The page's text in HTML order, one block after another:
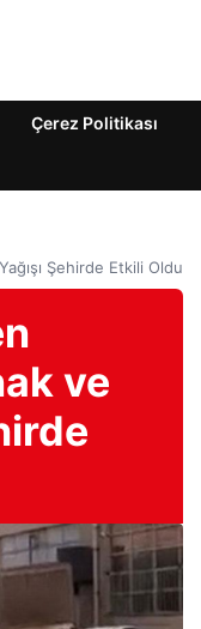
Çerez Politikası
Şehirde Etkili Oldu
ve